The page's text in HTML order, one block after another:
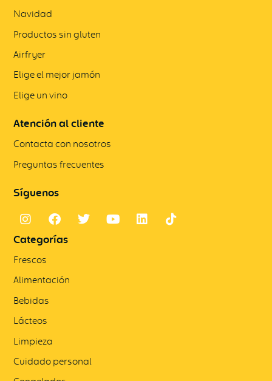
Navidad
Productos sin gluten
Airfryer
Elige el mejor jamón
Elige un vino
Atención al cliente
Contacta con nosotros
Preguntas frecuentes
Síguenos
Categorías
Frescos
Alimentación
Bebidas
Lácteos
Limpieza
Cuidado personal